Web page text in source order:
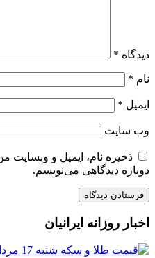
دیدگاه *
نام *
ایمیل *
وب‌ سایت
ذخیره نام، ایمیل و وبسایت
دوباره دیدگاهی می‌نویسم.
اخبار روزانه ایرانیان